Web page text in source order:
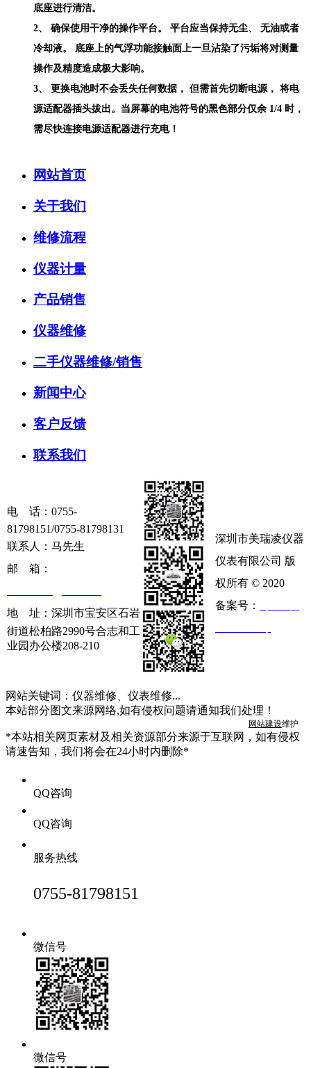
底座进行清洁。
2、 确保使用干净的操作平台。 平台应当保持无尘、 无油或者
冷却液。 底座上的气浮功能接触面上一旦沾染了污垢将对测量
操作及精度造成极大影响。
3、 更换电池时不会丢失任何数据， 但需首先切断电源， 将电
源适配器插头拔出。当屏幕的电池符号的黑色部分仅余 1/4 时，
需尽快连接电源适配器进行充电！
网站首页
关于我们
维修流程
仪器计量
产品销售
仪器维修
二手仪器维修/销售
新闻中心
客户反馈
联系我们
电 话： 0755-
81798151/0755-81798131
联系人：马先生
邮 箱：
地 址： 深圳市宝安区石岩
街道松柏路2990号合志和工
业园办公楼208-210
深圳市美瑞凌仪器
仪表有限公司 版
权所有 © 2020
备案号：
网站关键词：仪器维修、仪表维修...
本站部分图文来源网络,如有侵权问题请通知我们处理！
网站建设维护
*本站相关网页素材及相关资源部分来源于互联网，如有侵权
请速告知，我们将会在24小时内删除*
QQ咨询
QQ咨询
服务热线
0755-81798151
微信号
微信号